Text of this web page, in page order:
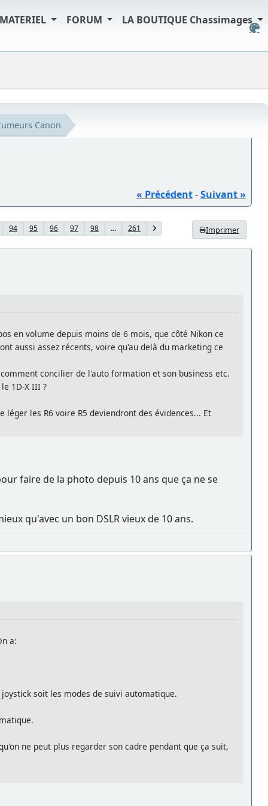
MATERIEL FORUM LA BOUTIQUE Chassimages
Canon
« Précédent-Suivant »
Imprimer
94 95 96 97 98 ... 261
en volume depuis moins de 6 mois, que côté Nikon ce
aussi assez récents, voire qu'au delà du marketing ce
concilier de l'auto formation et son business etc.
1D-X III ?
les R6 voire R5 deviendront des évidences... Et
faire de la photo depuis 10 ans que ça ne se
qu'avec un bon DSLR vieux de 10 ans.
a:
soit les modes de suivi automatique.
ne peut plus regarder son cadre pendant que ça suit,